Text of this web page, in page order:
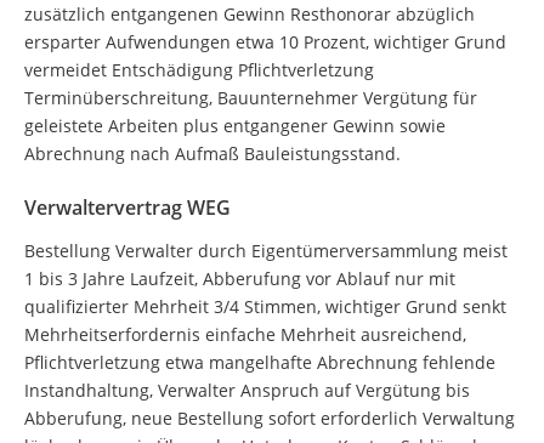
zusätzlich entgangenen Gewinn Resthonorar abzüglich
ersparter Aufwendungen etwa 10 Prozent, wichtiger Grund
vermeidet Entschädigung Pflichtverletzung
Terminüberschreitung, Bauunternehmer Vergütung für
geleistete Arbeiten plus entgangener Gewinn sowie
Abrechnung nach Aufmaß Bauleistungsstand.
Verwaltervertrag WEG
Bestellung Verwalter durch Eigentümerversammlung meist
1 bis 3 Jahre Laufzeit, Abberufung vor Ablauf nur mit
qualifizierter Mehrheit 3/4 Stimmen, wichtiger Grund senkt
Mehrheitserfordernis einfache Mehrheit ausreichend,
Pflichtverletzung etwa mangelhafte Abrechnung fehlende
Instandhaltung, Verwalter Anspruch auf Vergütung bis
Abberufung, neue Bestellung sofort erforderlich Verwaltung